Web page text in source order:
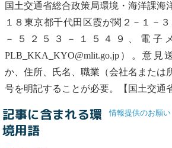
国土交通省総合政策局環境・海洋課海
１８東京都千代田区霞が関２－１－
－５２５３－１５４９、電子
PLB_KKA_KYO@mlit.go.jp）。意
か、住所、氏名、職業（会社名または
号を明記することが必要。【国土交通
情報提供のお願い
記事に含まれる環
境用語